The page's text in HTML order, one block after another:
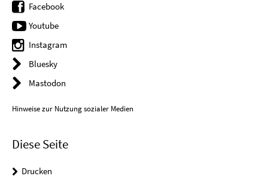
Facebook
Youtube
Instagram
Bluesky
Mastodon
Hinweise zur Nutzung sozialer Medien
Diese Seite
Drucken